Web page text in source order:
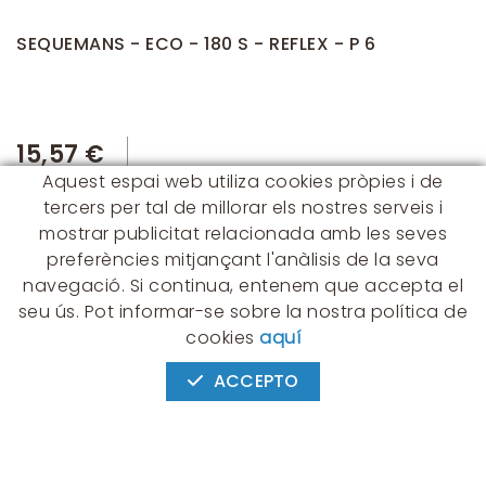
SEQUEMANS - ECO - 180 S - REFLEX - P 6
15,57 €
CONTACTE
Albert Einstein, 54 - 60 - Nave 3
08940 Cornellà de Llobregat
(BARCELONA)
Aquest espai web utiliza cookies pròpies i de
tercers per tal de millorar els nostres serveis i
mostrar publicitat relacionada amb les seves
preferències mitjançant l'anàlisis de la seva
navegació. Si continua, entenem que accepta el
seu ús. Pot informar-se sobre la nostra política de
cookies aquí
ACCEPTO